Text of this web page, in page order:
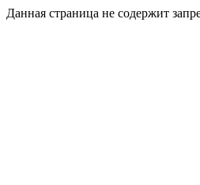
Данная страница не содержит